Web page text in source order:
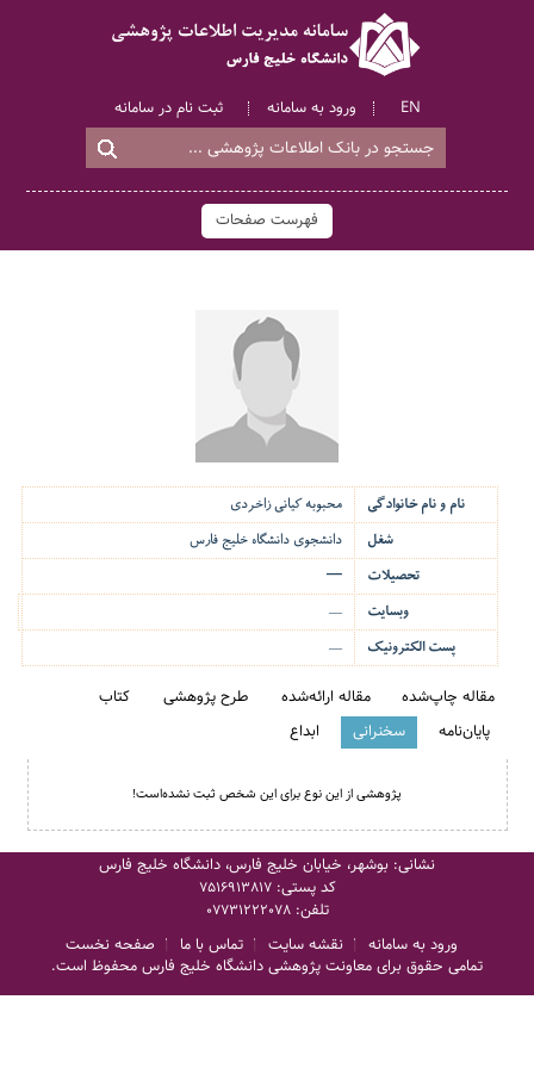
ثبت نام در سامانه ورود به سامانه EN
فهرست صفحات
نام و نام خانوادگی
محبوبه کیانی زاخردی
شغل
دانشجوی دانشگاه خلیج فارس
تحصیلات
—
وبسایت
—
پست الکترونیک —
مقاله چاپ‌شده مقاله ارائه‌شده طرح پژوهشی
کتاب
پایان‌نامه
سخنرانی ابداع
پژوهشی از این نوع برای این شخص ثبت نشده‌است!
نشانی: بوشهر، خیابان خلیج فارس، دانشگاه خلیج فارس
کد پستی:7516913817
تلفن:07731222078
صفحه نخست تماس با ما نقشه سایت
ورود به سامانه
تمامی حقوق برای معاونت پژوهشی دانشگاه خلیج فارس محفوظ است.